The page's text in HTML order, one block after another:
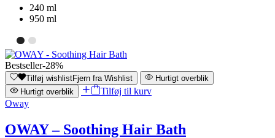
240 ml
950 ml
Bestseller-28%
Tilføj wishlistFjern fra Wishlist
Hurtigt overblik
Hurtigt overblik
Tilføj til kurv
Oway
OWAY – Soothing Hair Bath